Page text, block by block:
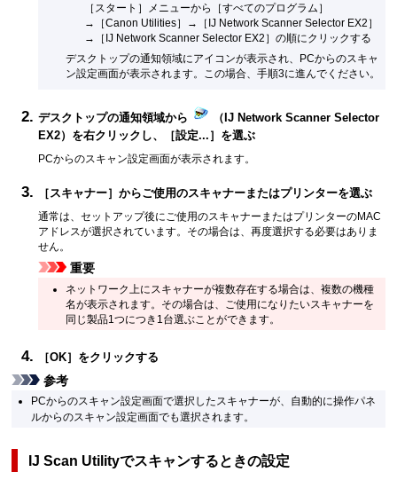
［ スタート ］メニューから［すべてのプログラム ］
→［Canon Utilities］→［ IJ Network Scanner Selector EX2 ］
→［ IJ Network Scanner Selector EX2 ］の順にクリックする
デスクトップの通知領域にアイコンが表示され、PCからのスキャ
ン設定画面が表示されます。
この場合、手順3に進んでください。
デスクトップの通知領域から （ IJ Network Scanner Selector
EX2）を右クリックし、［設定... ］を選ぶ
PCからのスキャン設定画面が表示されます。
［ スキャナー］からご使用のスキャナーまたはプリンターを選ぶ
通常は、セットアップ後にご使用のスキャナー またはプリンターのMAC
アドレスが選択されています。 その場合は、再度選択する必要はありま
せん。
重要
ネットワーク上に スキャナーが複数存在する場合は、複数の機種
名が表示されます。
その場合は、ご使用になりたいスキャナーを
同じ製品1つにつき1台選ぶことができます。
［OK］をクリックする
参考
PCからのスキャン設定画面で選択したスキャナーが、自動的に操作パネ
ルからのスキャン設定画面でも選択されます。
IJ Scan Utilityでスキャンするときの設定